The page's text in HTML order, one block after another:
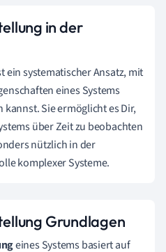
in der
systematischer Ansatz, mit
eines Systems
Sie ermöglicht es Dir,
über Zeit zu beobachten
nützlich in der
komplexer Systeme.
Grundlagen
eines Systems basiert auf